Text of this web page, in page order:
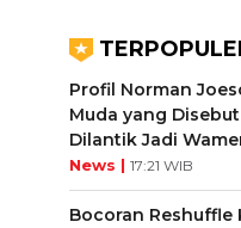
Profil Norman
Muda yang
Dilantik Jadi
News | 17:21 WIB
Bocoran Reshuffle